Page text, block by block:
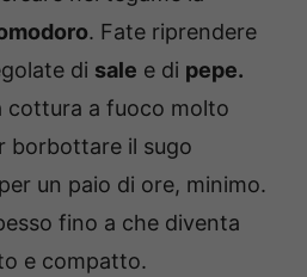
. Fate riprendere
di sale e di pepe.
cottura a fuoco molto
borbottare il sugo
un paio di ore, minimo.
fino a che diventa
e compatto.